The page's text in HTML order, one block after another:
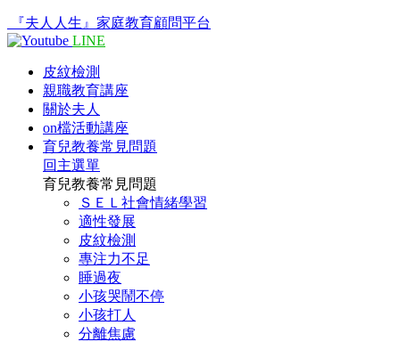
『夫人人生』家庭教育顧問平台
LINE
皮紋檢測
親職教育講座
關於夫人
on檔活動講座
育兒教養常見問題
回主選單
育兒教養常見問題
ＳＥＬ社會情緒學習
適性發展
皮紋檢測
專注力不足
睡過夜
小孩哭鬧不停
小孩打人
分離焦慮